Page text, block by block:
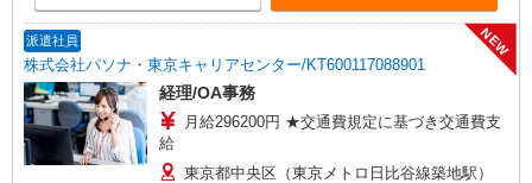
派遣社員
株式会社パソナ・東京キャリアセンター/KT600117088901
NEW
経理/OA事務
月給296200円 ★交通費規定に基づき交通費支
給
東京都中央区（東京メトロ日比谷線築地駅）